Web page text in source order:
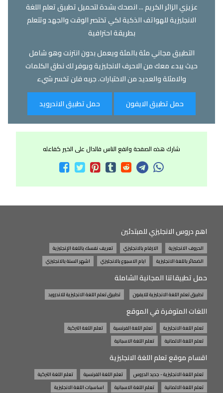
عزيزي الزائر الكريم ... انصحك بشدة لتحميل تطبيق تعلم اللغة
الانجليزية للهواتف الذكية لكي تختصر الوقت والجهد وتتعلم
بطريقة احترافية
التطبيق مجاني مئة بالمئة ويعمل بدون انترنت وهو شامل
حيث يبدء معك من الاحرف الانجليزية ويوفر لك نطق الكلمات
والامثلة والعديد من الاختبارات. جربه فلن تخسر شيء
حمل تطبيق الايفون
حمل تطبيق الاندرويد
شارك هذه الصفحة وانفع الناس فالدال على الخير كفاعله
اهم دروس الانجليزي للمبتدئين
الحروف الانجليزية الارقام بالانجليزي
تعريف نفسك باللغة الإنجليزية
الضمائر باللغة الانجليزية
ايام الاسبوع بالانجليزي اشهر السنة بالانجليزي
حمل تطبيقاتنا المجانية الشاملة
تطبيق تعلم اللغة الانجليزية للايفون تطبيق تعلم اللغة الانجليزية للاندرويد
اللغات المتوفرة في الموقع
تعلم اللغة الانجليزية تعلم اللغة الفرنسية
تعلم اللغة التركية
تعلم اللغة الالمانية
تعلم اللغة الاسبانية
اقسام موقع تعلم اللغة الانجليزية
تعلم اللغة الانجليزية - جديد الدروس تعلم اللغة الفرنسية
تعلم اللغة التركية
تعلم اللغة الالمانية
تعلم اللغة الاسبانية اساسيات اللغة الانجليزية